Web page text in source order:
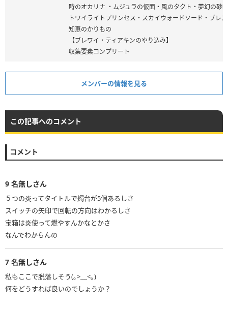
時のオカリナ ・ムジュラの仮面・風のタクト・夢幻の砂
トワイライトプリンセス・スカイウォードソード・ブレ
知恵のかりもの
【ブレワイ・ティアキンのやり込み】
収集要素コンプリート
メンバーの情報を見る
この記事へのコメント
コメント
9 名無しさん
５つの炎ってタイトルで燭台が5個あるしさ
スイッチの矢印で回転の方向はわかるしさ
宝箱は炎使って燃やすんかなとかさ
7 名無しさん
私もここで脱落しそう(｡>﹏<｡)
何をどうすれば良いのでしょうか？